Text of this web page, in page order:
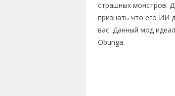
страшных монстров.
признать что его ИИ
вас. Данный мод
Obunga.